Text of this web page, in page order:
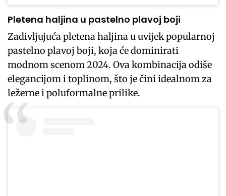
Pletena haljina u pastelno plavoj boji
Zadivljujuća pletena haljina u uvijek popularnoj
pastelno plavoj boji, koja će dominirati
modnom scenom 2024. Ova kombinacija odiše
elegancijom i toplinom, što je čini idealnom za
ležerne i poluformalne prilike.